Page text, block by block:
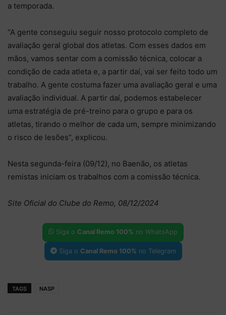
a temporada.
“A gente conseguiu seguir nosso protocolo completo de
avaliação geral global dos atletas. Com esses dados em
mãos, vamos sentar com a comissão técnica, colocar a
condição de cada atleta e, a partir daí, vai ser feito todo um
trabalho. A gente costuma fazer uma avaliação geral e uma
avaliação individual. A partir daí, podemos estabelecer
uma estratégia de pré-treino para o grupo e para os
atletas, tirando o melhor de cada um, sempre minimizando
o risco de lesões”, explicou.
Nesta segunda-feira (09/12), no Baenão, os atletas
remistas iniciam os trabalhos com a comissão técnica.
Site Oficial do Clube do Remo, 08/12/2024
Siga o Canal Remo 100% no WhatsApp
Siga o Canal Remo 100% no Telegram
TAGS NASP